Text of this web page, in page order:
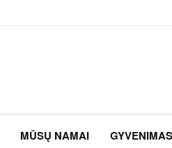
MŪSŲ NAMAI GYVENIMAS